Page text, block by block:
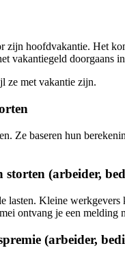
hoofdvakantie. Het
vakantiegeld doorgaans
ze met vakantie zijn.
Ze baseren hun
(arbeider,
Kleine
ontvang je een
(arbeider,